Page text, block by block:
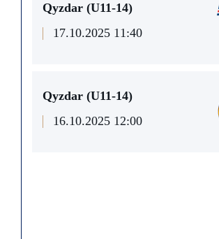
Qyzdar (U11-14)
17.10.2025 11:40
Qyzdar (U11-14)
16.10.2025 12:00